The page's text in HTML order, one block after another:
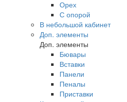
Орех
С опорой
В небольшой кабинет
Доп. элементы
Доп. элементы
Бювары
Вставки
Панели
Пеналы
Приставки